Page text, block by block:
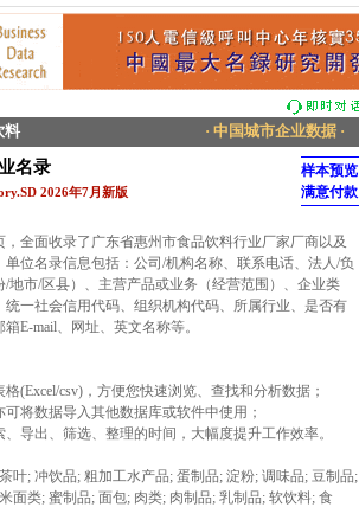
料 · 中国城市企业数据 ·
名录
2026年7月新版
样本预览
满意付款
，全面收录了广东省惠州市食品饮料行业厂家厂商以及
位名录信息包括：公司/机构名称、联系电话、法人/负
地市/区县）、主营产品或业务（经营范围）、企业类
一社会信用代码、组织机构代码、所属行业、是否有
E-mail、网址、英文名称等。
(Excel/csv)，方便您快速浏览、查找和分析数据；
将数据导入其他数据库或软件中使用；
导出、筛选、整理的时间，大幅度提升工作效率。
叶; 冲饮品; 粗加工水产品; 蛋制品; 淀粉; 调味品; 豆制品;
面类; 蜜制品; 面包; 肉类; 肉制品; 乳制品; 软饮料; 食